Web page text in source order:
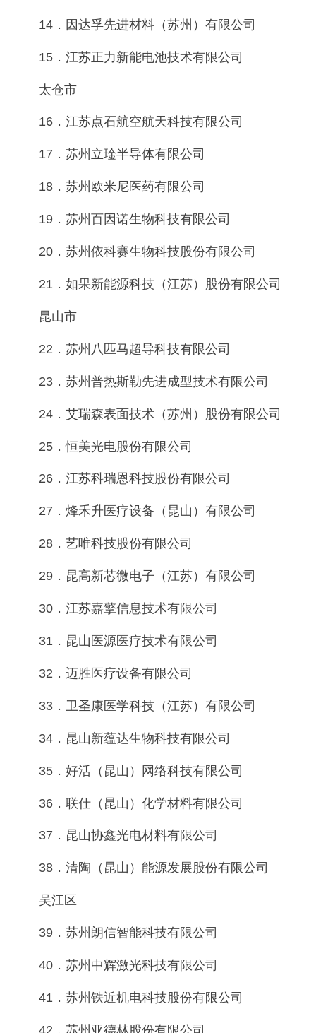
14．因达孚先进材料（苏州）有限公司
15．江苏正力新能电池技术有限公司
太仓市
16．江苏点石航空航天科技有限公司
17．苏州立琻半导体有限公司
18．苏州欧米尼医药有限公司
19．苏州百因诺生物科技有限公司
20．苏州依科赛生物科技股份有限公司
21．如果新能源科技（江苏）股份有限公司
昆山市
22．苏州八匹马超导科技有限公司
23．苏州普热斯勒先进成型技术有限公司
24．艾瑞森表面技术（苏州）股份有限公司
25．恒美光电股份有限公司
26．江苏科瑞恩科技股份有限公司
27．烽禾升医疗设备（昆山）有限公司
28．艺唯科技股份有限公司
29．昆高新芯微电子（江苏）有限公司
30．江苏嘉擎信息技术有限公司
31．昆山医源医疗技术有限公司
32．迈胜医疗设备有限公司
33．卫圣康医学科技（江苏）有限公司
34．昆山新蕴达生物科技有限公司
35．好活（昆山）网络科技有限公司
36．联仕（昆山）化学材料有限公司
37．昆山协鑫光电材料有限公司
38．清陶（昆山）能源发展股份有限公司
吴江区
39．苏州朗信智能科技有限公司
40．苏州中辉激光科技有限公司
41．苏州铁近机电科技股份有限公司
42．苏州亚德林股份有限公司